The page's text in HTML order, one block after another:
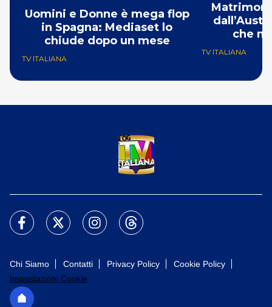
Uomini e Donne è mega flop
in Spagna: Mediaset lo
chiude dopo un mese
TV ITALIANA
che
TV ITALIANA
Chi Siamo Contatti Privacy Policy
Cookie Policy
Impostazioni Cookie